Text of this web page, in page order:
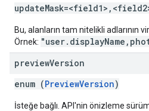
Bu, alanların tam nitelikli adlarının
Örnek:
previewVersion
enum (PreviewVersion)
İsteğe bağlı. API'nin önizleme